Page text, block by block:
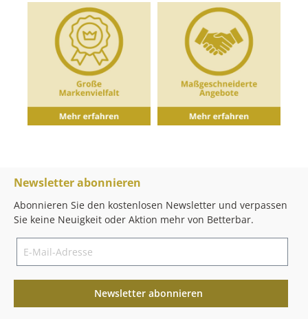
Newsletter abonnieren
Abonnieren Sie den kostenlosen Newsletter und verpassen
Sie keine Neuigkeit oder Aktion mehr von Betterbar.
Newsletter abonnieren